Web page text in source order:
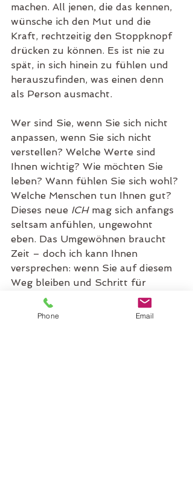
machen. All jenen, die das kennen,
wünsche ich den Mut und die
Kraft, rechtzeitig den Stoppknopf
drücken zu können. Es ist nie zu
spät, in sich hinein zu fühlen und
herauszufinden, was einen denn
als Person ausmacht.
Wer sind Sie, wenn Sie sich nicht
anpassen, wenn Sie sich nicht
verstellen? Welche Werte sind
Ihnen wichtig? Wie möchten Sie
leben? Wann fühlen Sie sich wohl?
Welche Menschen tun Ihnen gut?
Dieses neue ICH mag sich anfangs
seltsam anfühlen, ungewohnt
eben. Das Umgewöhnen braucht
Zeit – doch ich kann Ihnen
versprechen: wenn Sie auf diesem
Weg bleiben und Schritt für
Schritt Ihr eigentliches
ICH
entdecken, dann fühlt sich das
Phone Email